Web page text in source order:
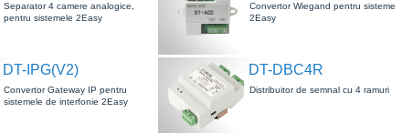
Separator 4 camere analogice,
pentru sistemele 2Easy
Convertor Wiegand pentru sisteme
2Easy
DT-IPG(V2)
Convertor Gateway IP pentru
sistemele de interfonie 2Easy
DT-DBC4R
Distribuitor de semnal cu 4 ramuri